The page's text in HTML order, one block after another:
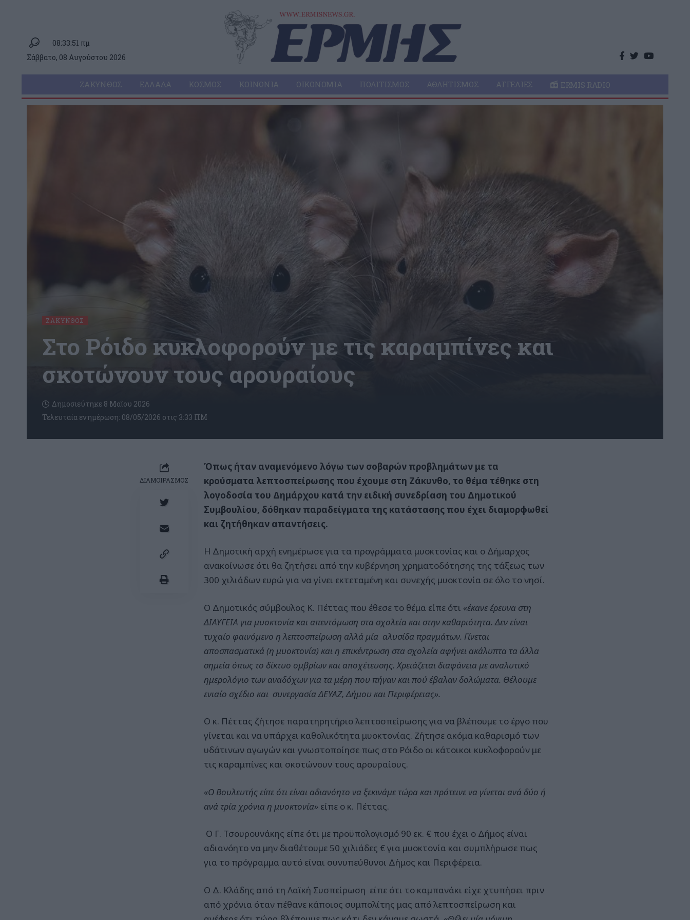
08:33:51 πμ
Σάββατο, 08 Αυγούστου 2026
ΖΆΚΥΝΘΟΣ ΕΛΛΆΔΑ ΚΌΣΜΟΣ ΚΟΙΝΩΝΊΑ ΟΙΚΟΝΟΜΊΑ ΠΟΛΙΤΙΣΜΌΣ ΑΘΛΗΤΙΣΜΌΣ ΑΓΓΕΛΊΕΣ ERMIS RADIO
ΖΆΚΥΝΘΟΣ
Στο Ρόιδο κυκλοφορούν με τις καραμπίνες και
σκοτώνουν τους αρουραίους
Τελευταία ενημέρωση: 08/05/2026 στις 3:33 ΠΜ
Δημοσιεύτηκε 8 Μαΐου 2026
ΔΙΑΜΟΙΡΑΣΜΟΣ
Όπως ήταν αναμενόμενο λόγω των σοβαρών προβλημάτων με τα
κρούσματα λεπτοσπείρωσης που έχουμε στη Ζάκυνθο, το θέμα τέθηκε στη
λογοδοσία του Δημάρχου κατά την ειδική συνεδρίαση του Δημοτικού
Συμβουλίου, δόθηκαν παραδείγματα της κατάστασης που έχει διαμορφωθεί
και ζητήθηκαν απαντήσεις.
Η Δημοτική αρχή ενημέρωσε για τα προγράμματα μυοκτονίας και ο Δήμαρχος
ανακοίνωσε ότι θα ζητήσει από την κυβέρνηση χρηματοδότησης της τάξεως των
300 χιλιάδων ευρώ για να γίνει εκτεταμένη και συνεχής μυοκτονία σε όλο το νησί.
Ο Δημοτικός σύμβουλος Κ. Πέττας που έθεσε το θέμα είπε ότι «έκανε έρευνα στη
ΔΙΑΥΓΕΙΑ για μυοκτονία και απεντόμωση στα σχολεία και στην καθαριότητα. Δεν είναι
τυχαίο φαινόμενο η λεπτοσπείρωση αλλά μία αλυσίδα πραγμάτων. Γίνεται
αποσπασματικά (η μυοκτονία) και η επικέντρωση στα σχολεία αφήνει ακάλυπτα τα άλλα
σημεία όπως το δίκτυο ομβρίων και αποχέτευσης. Χρειάζεται διαφάνεια με αναλυτικό
ημερολόγιο των αναδόχων για τα μέρη που πήγαν και πού έβαλαν δολώματα. Θέλουμε
ενιαίο σχέδιο και συνεργασία ΔΕΥΑΖ, Δήμου και Περιφέρειας».
Ο κ. Πέττας ζήτησε παρατηρητήριο λεπτοσπείρωσης για να βλέπουμε το έργο που
γίνεται και να υπάρχει καθολικότητα μυοκτονίας. Ζήτησε ακόμα καθαρισμό των
υδάτινων αγωγών και γνωστοποίησε πως στο Ρόιδο οι κάτοικοι κυκλοφορούν με
τις καραμπίνες και σκοτώνουν τους αρουραίους.
«Ο Βουλευτής είπε ότι είναι αδιανόητο να ξεκινάμε τώρα και πρότεινε να γίνεται ανά δύο ή
ανά τρία χρόνια η μυοκτονία» είπε ο κ. Πέττας.
Ο Γ. Τσουρουνάκης είπε ότι με προϋπολογισμό 90 εκ. € που έχει ο Δήμος είναι
αδιανόητο να μην διαθέτουμε 50 χιλιάδες € για μυοκτονία και συμπλήρωσε πως
για το πρόγραμμα αυτό είναι συνυπεύθυνοι Δήμος και Περιφέρεια.
Ο Δ. Κλάδης από τη Λαϊκή Συσπείρωση είπε ότι το καμπανάκι είχε χτυπήσει πριν
από χρόνια όταν πέθανε κάποιος συμπολίτης μας από λεπτοσπείρωση και